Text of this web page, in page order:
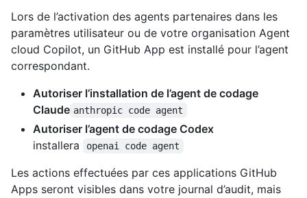
Lors de l’activation des agents partenaires dans les
paramètres utilisateur ou de votre organisation Agent
cloud Copilot, un GitHub App est installé pour l’agent
correspondant.
Autoriser l’installation de l’agent de codage
Claude anthropic code agent
Autoriser l’agent de codage Codex
installera
openai code agent
Les actions effectuées par ces applications GitHub
Apps seront visibles dans votre journal d’audit, mais